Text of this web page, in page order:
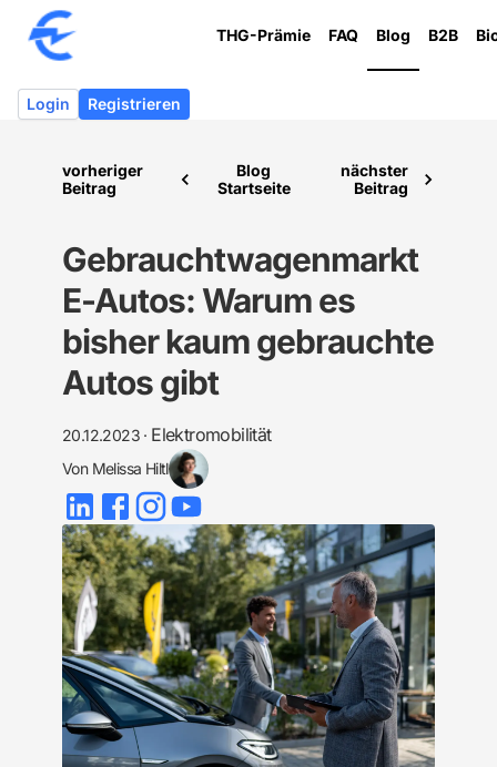
THG-Prämie FAQ Blog B2B
Login Registrieren
vorheriger
Beitrag
Blog
Startseite
nächster
Beitrag
Gebrauchtwagenmarkt
E-Autos: Warum es
bisher kaum gebrauchte
Autos gibt
20.12.2023 · Elektromobilität
Von Melissa Hiltl